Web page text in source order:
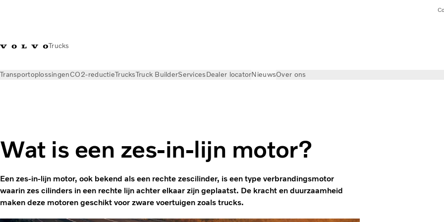
Trucks
TransportoplossingenCO2-reductieTrucksTruck BuilderServicesDealer locatorNieuwsOver ons
Wat is een zes-in-lijn motor?
Een zes-in-lijn motor, ook bekend als een rechte zescilinder, is een type verbrandingsmotor
waarin zes cilinders in een rechte lijn achter elkaar zijn geplaatst. De kracht en duurzaamheid
maken deze motoren geschikt voor zware voertuigen zoals trucks.